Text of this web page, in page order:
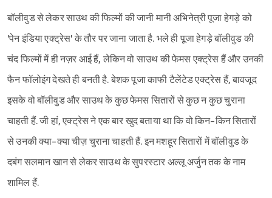
बॉलीवुड से लेकर साउथ की फिल्मों की जानी मानी अभिनेत्री पूजा हेगड़े को
'पेन इंडिया एक्ट्रेस' के तौर पर जाना जाता है. भले ही पूजा हेगड़े बॉलीवुड की
चंद फिल्मों में ही नज़र आई हैं, लेकिन वो साउथ की फेमस एक्ट्रेस हैं और उनकी
फैन फॉलोइंग देखते ही बनती है. बेशक पूजा काफी टैलेंटेड एक्ट्रेस हैं, बावजूद
इसके वो बॉलीवुड और साउथ के कुछ फेमस सितारों से कुछ न कुछ चुराना
चाहती हैं. जी हां, एक्ट्रेस ने एक बार खुद बताया था कि वो किन-किन सितारों
से उनकी क्या-क्या चीज़ चुराना चाहती हैं. इन मशहूर सितारों में बॉलीवुड के
दबंग सलमान खान से लेकर साउथ के सुपरस्टार अल्लू अर्जुन तक के नाम
शामिल हैं.